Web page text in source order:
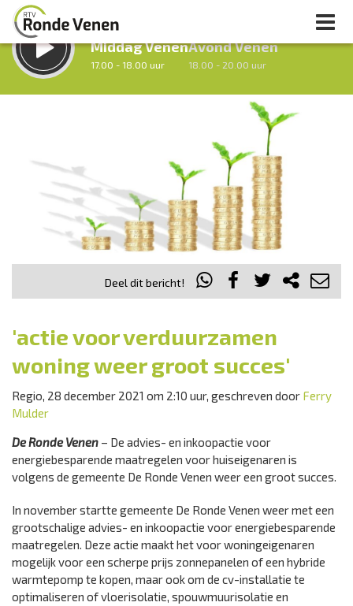
LUISTER LIVE:
Middag Venen
17.00 - 18.00 uur
Avond Venen
18.00 - 20.00 uur
Inklappen
Deel dit bericht!
'actie voor verduurzamen
woning weer groot succes'
Regio, 28 december 2021 om 2:10 uur, geschreven door Ferry
Mulder
De Ronde Venen – De advies- en inkoopactie voor
energiebesparende maatregelen voor huiseigenaren is
volgens de gemeente De Ronde Venen weer een groot succes.
In november startte gemeente De Ronde Venen weer met een
grootschalige advies- en inkoopactie voor energiebesparende
maatregelen. Deze actie maakt het voor woningeigenaren
mogelijk voor een scherpe prijs zonnepanelen of een hybride
warmtepomp te kopen, maar ook om de cv-installatie te
optimaliseren of vloerisolatie, spouwmuurisolatie en